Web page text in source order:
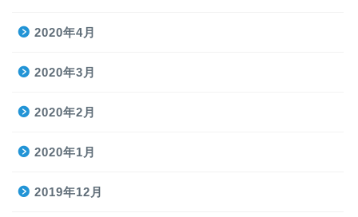
2020年4月
2020年3月
2020年2月
2020年1月
2019年12月